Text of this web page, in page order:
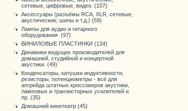
сетевые, цифровые, видео. (107)
Аксессуары (разъёмы RCA, XLR, сетевые,
акустические; шипы и т.д.) (59)
Лампы для аудио и гитарного
оборудования (97)
ВИНИЛОВЫЕ ПЛАСТИНКИ (134)
Динамики ведущих производителей для
домашней, студийной и концертной
акустики. (49)
Конденсаторы, катушки индуктивности,
резисторы, потенциометры - всё для
апгрейда штатных кроссоверов акустики,
ламповых и транзисторных усилителей и
пр. (35)
Домашний кинотеатр (45)